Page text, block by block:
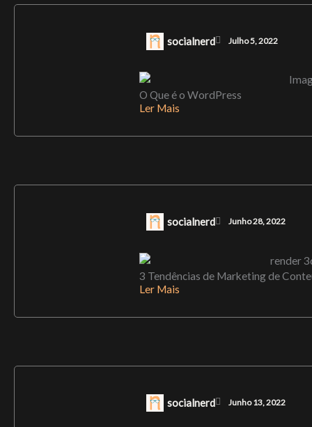
socialnerd Julho 5, 2022
O Que é o WordPress
Ler Mais
socialnerd Junho 28, 2022
3 Tendências de Marketing de
Ler Mais
socialnerd Junho 13, 2022